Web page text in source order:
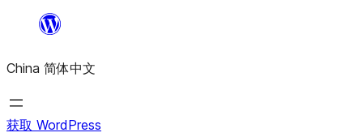
内
容
China 简体中文
获取 WordPress